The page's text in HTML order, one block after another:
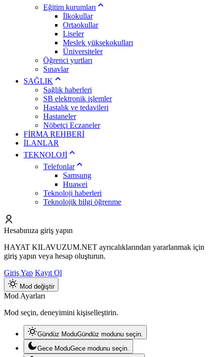
Eğitim kurumları
İlkokullar
Ortaokullar
Liseler
Meslek yüksekokulları
Üniversiteler
Öğrenci yurtları
Sınavlar
SAĞLIK
Sağlık haberleri
SB elektronik işlemler
Hastalık ve tedavileri
Hastaneler
Nöbetçi Eczaneler
FİRMA REHBERİ
İLANLAR
TEKNOLOJİ
Telefonlar
Samsung
Huawei
Teknoloji haberleri
Teknolojik bilgi öğrenme
Hesabınıza giriş yapın
HAYAT KILAVUZUM.NET ayrıcalıklarından yararlanmak için
giriş yapın veya hesap oluşturun.
Giriş Yap Kayıt Ol
Mod değiştir
Mod Ayarları
Mod seçin, deneyimini kişiselleştirin.
Gündüz ModuGündüz modunu seçin.
Gece ModuGece modunu seçin.